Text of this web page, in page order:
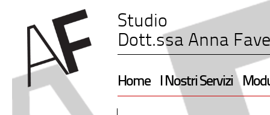
Studio
Dott.ssa Anna
Home I Nostri Servizi